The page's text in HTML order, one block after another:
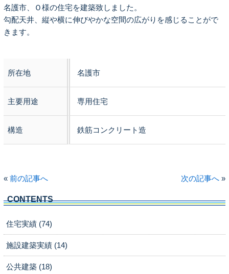
名護市、Ｏ様の住宅を建築致しました。
勾配天井、縦や横に伸びやかな空間の広がりを感じることがで
きます。
所在地 名護市
主要用途 専用住宅
構造 鉄筋コンクリート造
« 前の記事へ 次の記事へ »
CONTENTS
住宅実績 (74)
施設建築実績 (14)
公共建築 (18)